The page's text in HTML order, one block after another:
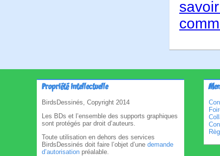
Propriété intellectuelle
BirdsDessinés, Copyright 2014
Les BDs et l’ensemble des supports graphiques
sont protégés par droit d’auteurs.
Toute utilisation en dehors des services
BirdsDessinés doit faire l’objet d’une demande
d’autorisation préalable.